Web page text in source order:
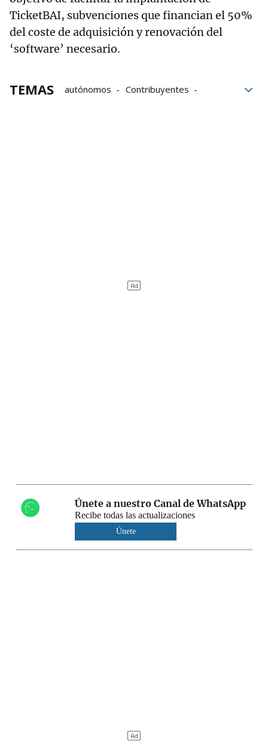
TicketBAI, subvenciones que financian el 50%
del coste de adquisición y renovación del
‘software’ necesario.
TEMAS autónomos
Contribuyentes
Únete a nuestro Canal de WhatsApp
Recibe todas las actualizaciones
Únete